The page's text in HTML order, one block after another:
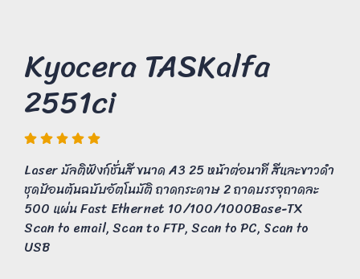
Kyocera TASKalfa
2551ci
Laser มัลติฟังก์ชั่นสี ขนาด A3 25 หน้าต่อนาที สีและขาวดำ
ชุดป้อนต้นฉบับอัตโนมัติ ถาดกระดาษ 2 ถาดบรรจุถาดละ
500 แผ่น Fast Ethernet 10/100/1000Base-TX
Scan to email, Scan to FTP, Scan to PC, Scan to
USB